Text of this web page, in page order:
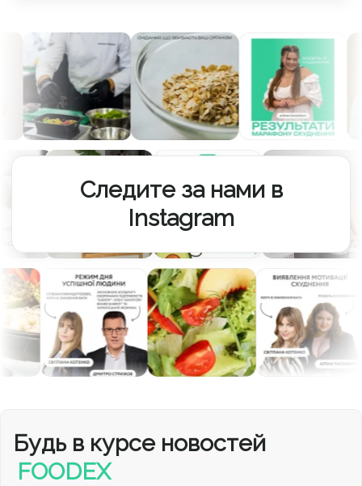
Следите за нами в
Instagram
Будь в курсе новостей
FOODEX